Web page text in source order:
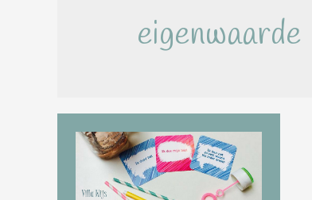
eigenwaarde